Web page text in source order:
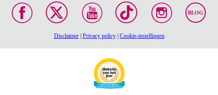
BLOG
Disclaimer| Privacy policy| Cookie-instellingen